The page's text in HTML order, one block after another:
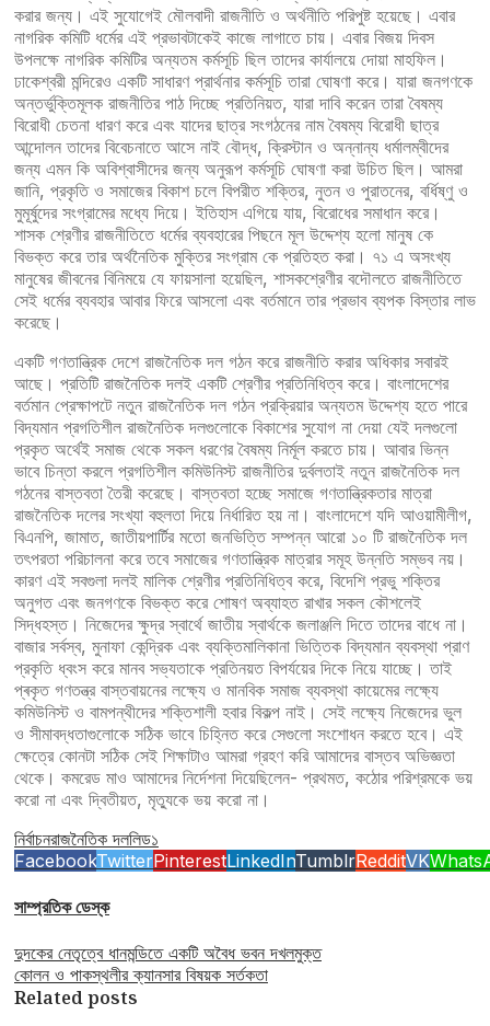
করার জন্য। এই সুযোগেই মৌলবাদী রাজনীতি ও অর্থনীতি পরিপুষ্ট হয়েছে। এবার
নাগরিক কমিটি ধর্মের এই প্রভাবটাকেই কাজে লাগাতে চায়। এবার বিজয় দিবস
উপলক্ষে নাগরিক কমিটির অন্যতম কর্মসূচি ছিল তাদের কার্যালয়ে দোয়া মাহফিল।
ঢাকেশ্বরী মন্দিরেও একটি সাধারণ প্রার্থনার কর্মসূচি তারা ঘোষণা করে। যারা জনগণকে
অন্তর্ভুক্তিমূলক রাজনীতির পাঠ দিচ্ছে প্রতিনিয়ত, যারা দাবি করেন তারা বৈষম্য
বিরোধী চেতনা ধারণ করে এবং যাদের ছাত্র সংগঠনের নাম বৈষম্য বিরোধী ছাত্র
আন্দোলন তাদের বিবেচনাতে আসে নাই বৌদ্ধ, ক্রিস্টান ও অন্নান্য ধর্মালম্বীদের
জন্য এমন কি অবিশ্বাসীদের জন্য অনুরূপ কর্মসূচি ঘোষণা করা উচিত ছিল। আমরা
জানি, প্রকৃতি ও সমাজের বিকাশ চলে বিপরীত শক্তির, নুতন ও পুরাতনের, বর্ধিষ্ণু ও
মুমূর্ষুদের সংগ্রামের মধ্যে দিয়ে। ইতিহাস এগিয়ে যায়, বিরোধের সমাধান করে।
শাসক শ্রেণীর রাজনীতিতে ধর্মের ব্যবহারের পিছনে মূল উদ্দেশ্য হলো মানুষ কে
বিভক্ত করে তার অর্থনৈতিক মুক্তির সংগ্রাম কে প্রতিহত করা। ৭১ এ অসংখ্য
মানুষের জীবনের বিনিময়ে যে ফায়সালা হয়েছিল, শাসকশ্রেণীর বদৌলতে রাজনীতিতে
সেই ধর্মের ব্যবহার আবার ফিরে আসলো এবং বর্তমানে তার প্রভাব ব্যপক বিস্তার লাভ
করেছে।
একটি গণতান্ত্রিক দেশে রাজনৈতিক দল গঠন করে রাজনীতি করার অধিকার সবারই
আছে। প্রতিটি রাজনৈতিক দলই একটি শ্রেণীর প্রতিনিধিত্ব করে। বাংলাদেশের
বর্তমান প্রেক্ষাপটে নতুন রাজনৈতিক দল গঠন প্রক্রিয়ার অন্যতম উদ্দেশ্য হতে পারে
বিদ্যমান প্রগতিশীল রাজনৈতিক দলগুলোকে বিকাশের সুযোগ না দেয়া যেই দলগুলো
প্রকৃত অর্থেই সমাজ থেকে সকল ধরণের বৈষম্য নির্মূল করতে চায়। আবার ভিন্ন
ভাবে চিন্তা করলে প্রগতিশীল কমিউনিস্ট রাজনীতির দুর্বলতাই নতুন রাজনৈতিক দল
গঠনের বাস্তবতা তৈরী করেছে। বাস্তবতা হচ্ছে সমাজে গণতান্ত্রিকতার মাত্রা
রাজনৈতিক দলের সংখ্যা বহুলতা দিয়ে নির্ধারিত হয় না। বাংলাদেশে যদি আওয়ামীলীগ,
বিএনপি, জামাত, জাতীয়পার্টির মতো জনভিত্তি সম্পন্ন আরো ১০ টি রাজনৈতিক দল
তৎপরতা পরিচালনা করে তবে সমাজের গণতান্ত্রিক মাত্রার সমূহ উন্নতি সম্ভব নয়।
কারণ এই সবগুলা দলই মালিক শ্রেণীর প্রতিনিধিত্ব করে, বিদেশি প্রভু শক্তির
অনুগত এবং জনগণকে বিভক্ত করে শোষণ অব্যাহত রাখার সকল কৌশলেই
সিদ্ধহস্ত। নিজেদের ক্ষুদ্র স্বার্থে জাতীয় স্বার্থকে জলাঞ্জলি দিতে তাদের বাধে না।
বাজার সর্বস্ব, মুনাফা কেন্দ্রিক এবং ব্যক্তিমালিকানা ভিত্তিক বিদ্যমান ব্যবস্থা প্রাণ
প্রকৃতি ধ্বংস করে মানব সভ্যতাকে প্রতিনয়ত বিপর্যয়ের দিকে নিয়ে যাচ্ছে। তাই
প্ৰকৃত গণতন্ত্র বাস্তবায়নের লক্ষ্যে ও মানবিক সমাজ ব্যবস্থা কায়েমের লক্ষ্যে
কমিউনিস্ট ও বামপন্থীদের শক্তিশালী হবার বিকল্প নাই। সেই লক্ষ্যে নিজেদের ভুল
ও সীমাবদ্ধতাগুলোকে সঠিক ভাবে চিহ্নিত করে সেগুলো সংশোধন করতে হবে। এই
ক্ষেত্রে কোনটা সঠিক সেই শিক্ষাটাও আমরা গ্রহণ করি আমাদের বাস্তব অভিজ্ঞতা
থেকে। কমরেড মাও আমাদের নির্দেশনা দিয়েছিলেন- প্রথমত, কঠোর পরিশ্রমকে ভয়
করো না এবং দ্বিতীয়ত, মৃত্যুকে ভয় করো না।
নির্বাচনরাজনৈতিক দললিড১
FacebookTwitterPinterestLinkedInTumblrRedditVK
সাম্প্রতিক ডেস্ক
দুদকের নেতৃত্বে ধানমন্ডিতে একটি অবৈধ ভবন দখলমুক্ত
কোলন ও পাকস্থলীর ক্যানসার বিষয়ক সর্তকতা
Related posts